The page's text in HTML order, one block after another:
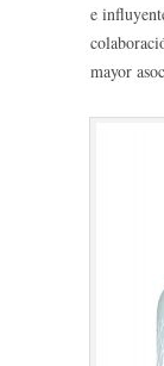
e
mayor